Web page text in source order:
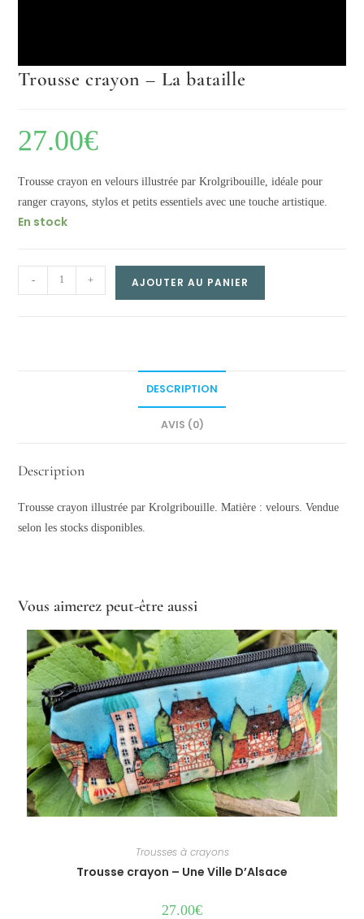
Trousse crayon – La bataille
27.00€
Trousse crayon en velours illustrée par Krolgribouille, idéale pour
ranger crayons, stylos et petits essentiels avec une touche artistique.
En stock
crayon
- + AJOUTER AU PANIER
DESCRIPTION
AVIS (0)
Description
Trousse crayon illustrée par Krolgribouille. Matière : velours. Vendue
selon les stocks disponibles.
Vous aimerez peut-être aussi
Trousses à crayons
Trousse crayon – Une Ville D’Alsace
27.00€